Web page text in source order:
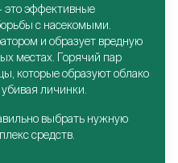
это эффективные
с насекомыми.
и образует вредную
местах. Горячий пар
которые образуют облако
личинки.
выбрать нужную
средств.